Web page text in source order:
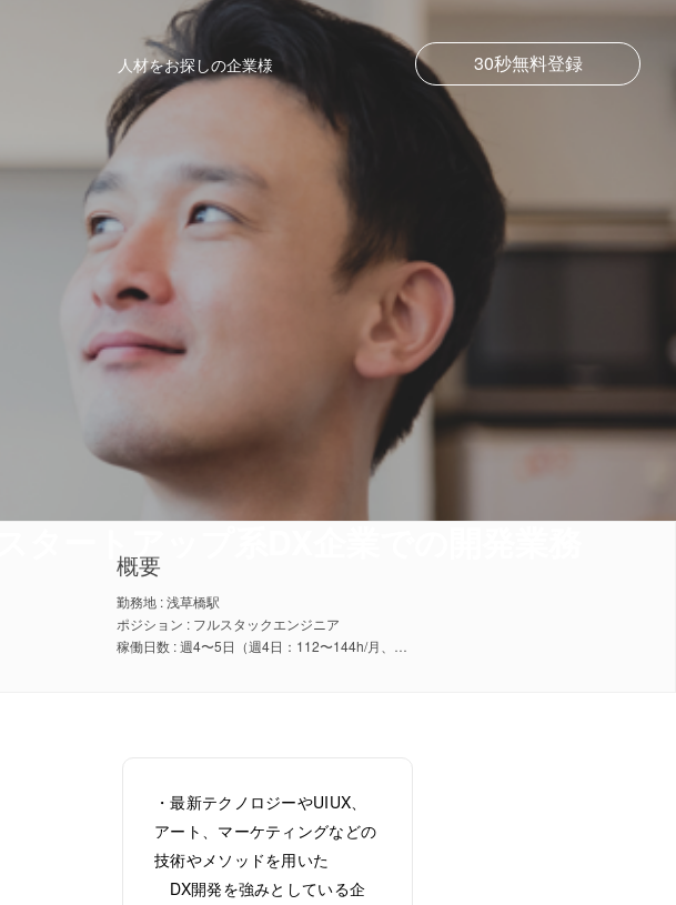
人材をお探しの企業様 30秒無料登録
概要
勤務地 : 浅草橋駅
ポジション : フルスタックエンジニア
稼働日数 : 週4〜5日（週4日：112〜144h/月、週5日：140〜180h/月）
・最新テクノロジーやUIUX、
アート、マーケティングなどの
技術やメソッドを用いた
DX開発を強みとしている企